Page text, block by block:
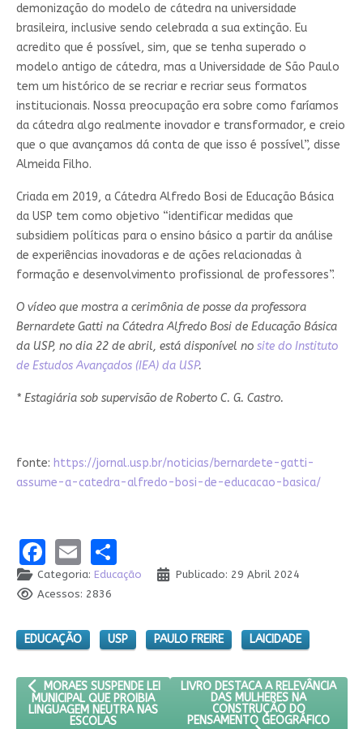
demonização do modelo de cátedra na universidade
brasileira, inclusive sendo celebrada a sua extinção. Eu
acredito que é possível, sim, que se tenha superado o
modelo antigo de cátedra, mas a Universidade de São Paulo
tem um histórico de se recriar e recriar seus formatos
institucionais. Nossa preocupação era sobre como faríamos
da cátedra algo realmente inovador e transformador, e creio
que o que avançamos dá conta de que isso é possível”, disse
Almeida Filho.
Criada em 2019, a Cátedra Alfredo Bosi de Educação Básica
da USP tem como objetivo “identificar medidas que
subsidiem políticas para o ensino básico a partir da análise
de experiências inovadoras e de ações relacionadas à
formação e desenvolvimento profissional de professores”.
O vídeo que mostra a cerimônia de posse da professora
Bernardete Gatti na Cátedra Alfredo Bosi de Educação Básica
da USP, no dia 22 de abril, está disponível no site do Instituto
de Estudos Avançados (IEA) da USP.
* Estagiária sob supervisão de Roberto C. G. Castro.
fonte: https://jornal.usp.br/noticias/bernardete-gatti-
assume-a-catedra-alfredo-bosi-de-educacao-basica/
Facebook
EmailShare
Categoria: Educação
Publicado: 29 Abril 2024
Acessos: 2836
EDUCAÇÃO USP PAULO FREIRE LAICIDADE
ARTIGO ANTERIOR: MORAES SUSPENDE LEI MUNICIPAL QUE
MORAES SUSPENDE LEI
MUNICIPAL QUE PROIBIA
LINGUAGEM NEUTRA NAS
ESCOLAS
PRÓXIMO ARTIGO: LIVRO
LIVRO DESTACA A RELEVÂNCIA
DAS MULHERES NA
CONSTRUÇÃO DO
PENSAMENTO GEOGRÁFICO